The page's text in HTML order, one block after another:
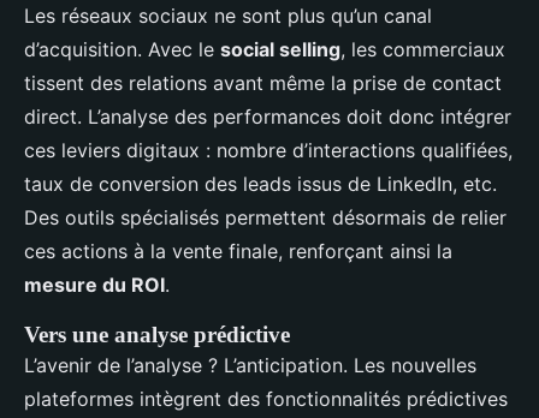
Les réseaux sociaux ne sont plus qu’un canal
d’acquisition. Avec le social selling, les commerciaux
tissent des relations avant même la prise de contact
direct. L’analyse des performances doit donc intégrer
ces leviers digitaux : nombre d’interactions qualifiées,
taux de conversion des leads issus de LinkedIn, etc.
Des outils spécialisés permettent désormais de relier
ces actions à la vente finale, renforçant ainsi la
mesure du ROI.
Vers une analyse prédictive
L’avenir de l’analyse ? L’anticipation. Les nouvelles
plateformes intègrent des fonctionnalités prédictives